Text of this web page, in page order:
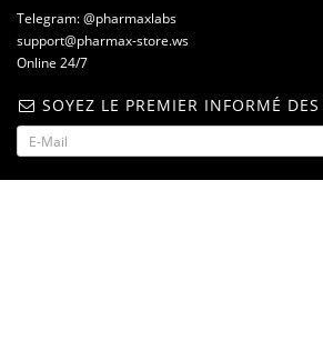
Telegram: @pharmaxlabs
support@pharmax-store.ws
Online 24/7
SOYEZ LE PREMIER INFORMÉ